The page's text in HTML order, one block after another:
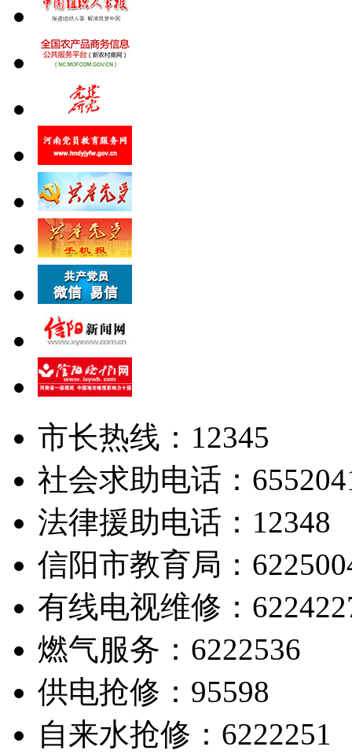
市长热线：12345
社会求助电话：
法律援助电话：12348
信阳市教育局：
有线电视维修：
燃气服务：6222536
供电抢修：95598
自来水抢修：6222251